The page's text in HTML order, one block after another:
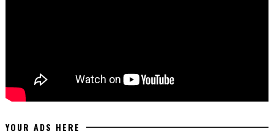
YOUR ADS HERE